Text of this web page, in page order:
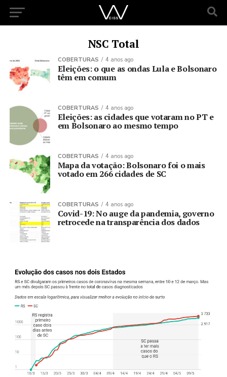
NSC Total
COBERTURAS 4 anos ago
Eleições: o que as ondas Lula e Bolsonaro
têm em comum
COBERTURAS 4 anos ago
Eleições: as cidades que votaram no PT e
em Bolsonaro ao mesmo tempo
COBERTURAS 4 anos ago
Mapa da votação: Bolsonaro foi o mais
votado em 266 cidades de SC
COBERTURAS 4 anos ago
Covid-19: No auge da pandemia, governo
retrocede na transparência dos dados